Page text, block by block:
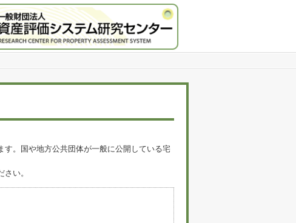
す。国や地方公共団体が一般に公開している宅
い。